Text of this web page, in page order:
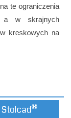
te ograniczenia
a w skrajnych
kreskowych na
®